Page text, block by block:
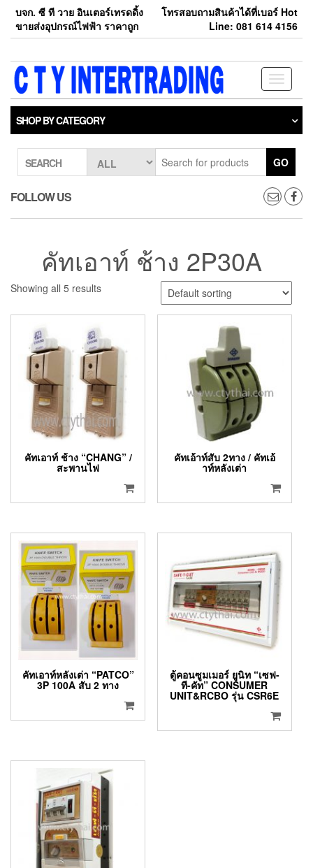
Skip
the
บจก. ซี ที วาย อินเตอร์เทรดดิ้ง
ขายส่งอุปกรณ์ไฟฟ้า ราคาถูก
โทรสอบถามสินค้าได้ที่เบอร์ Hot
Line: 081 614 4156
Toggle
SHOP BY CATEGORY
SEARCH GO
FOLLOW US
คัทเอาท์ ช้าง 2P30A
Showing all 5 results
คัทเอาท์ ช้าง “CHANG” /
สะพานไฟ
คัทเอ้าท์สับ 2ทาง / คัทเอ้
าท์หลังเต่า
คัทเอาท์หลังเต่า “PATCO”
3P 100A สับ 2 ทาง
ตู้คอนซูมเมอร์ ยูนิท “เซฟ-
ที-คัท” CONSUMER
UNIT&RCBO รุ่น CSR6E